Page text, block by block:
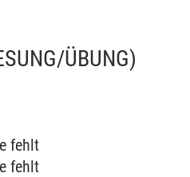
ÜBUNG)
fehlt
fehlt